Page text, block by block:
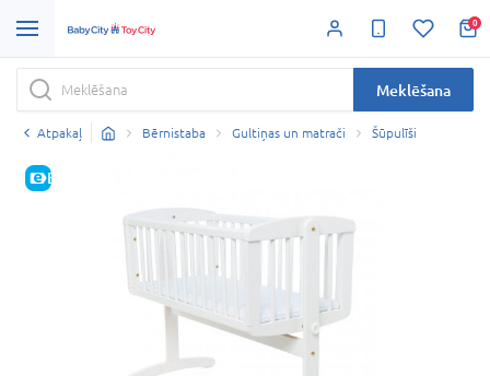
0
Meklēšana
Atpakaļ Bērnistaba Gultiņas un matrači Šūpulīši
E-CENA